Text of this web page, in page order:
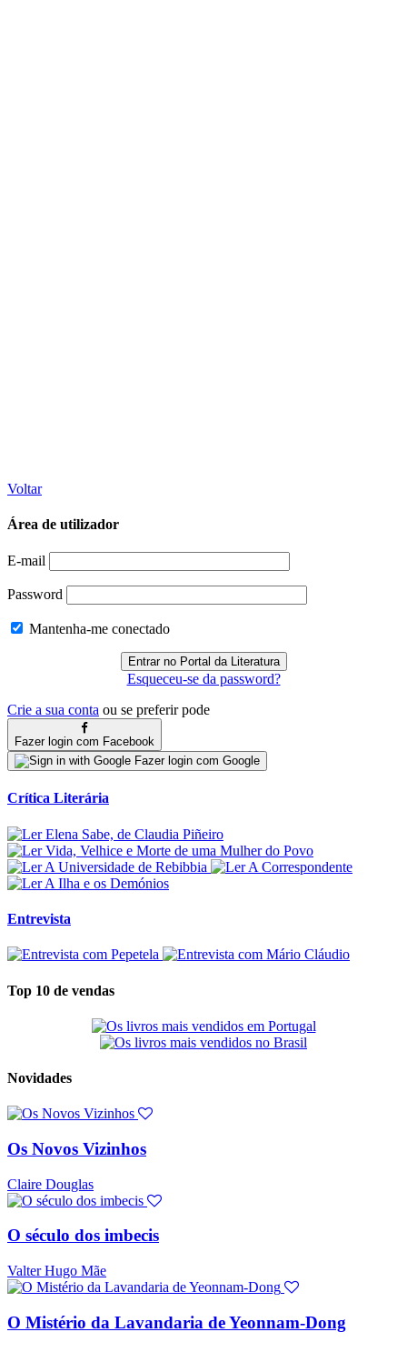
Voltar
Área de utilizador
E-mail
Password
Mantenha-me conectado
Esqueceu-se da password?
Crie a sua conta ou se preferir pode
Fazer login com Facebook
Fazer login com Google
Crítica Literária
Entrevista
Top 10 de vendas
Novidades
Os Novos Vizinhos
Claire Douglas
O século dos imbecis
Valter Hugo Mãe
O Mistério da Lavandaria de Yeonnam-Dong